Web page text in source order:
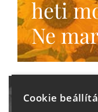
heti
Ne
Cookie